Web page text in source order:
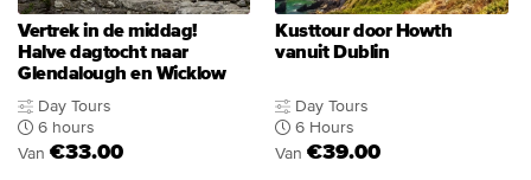
Vertrek in de middag!
Halve dagtocht naar
Glendalough en Wicklow
Day Tours
6 hours
Van €33.00
Kusttour door Howth
vanuit Dublin
Day Tours
6 Hours
Van €39.00